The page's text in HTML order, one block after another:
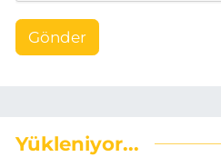
Gönder
Yükleniyor...